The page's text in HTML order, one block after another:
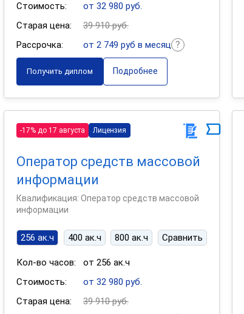
Стоимость:
от 32 980 руб.
Старая цена:
39 910 руб.
Рассрочка:
от 2 749 руб в месяц
Получить диплом Подробнее
-17% до 17 августа Лицензия
Оператор средств массовой
информации
Квалификация: Оператор средств массовой
информации
256 ак.ч 400 ак.ч 800 ак.ч Сравнить
Кол-во часов:
от 256 ак.ч
Стоимость:
от 32 980 руб.
Старая цена:
39 910 руб.